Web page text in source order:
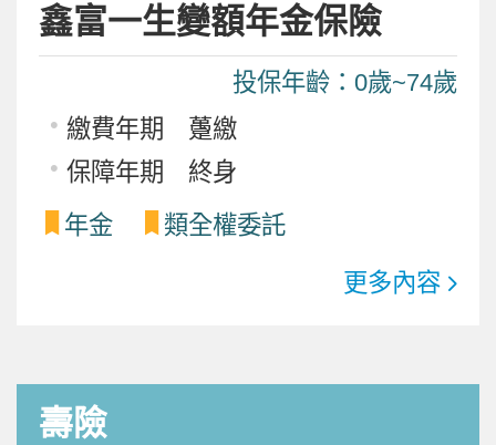
鑫富一生變額年金保險
投保年齡：0歲~74歲
繳費年期 躉繳
保障年期 終身
年金
類全權委託
更多內容
壽險